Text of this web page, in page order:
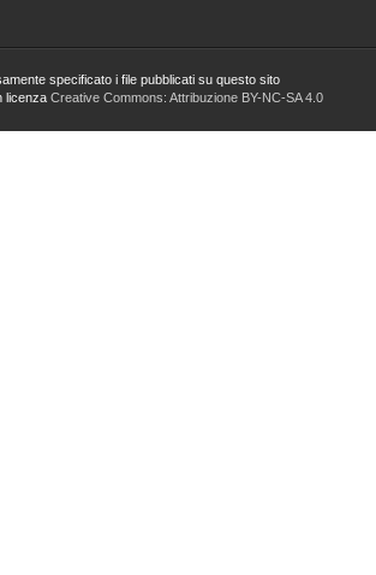
specificato i file pubblicati su questo sito
licenza Creative Commons: Attribuzione BY-NC-SA 4.0